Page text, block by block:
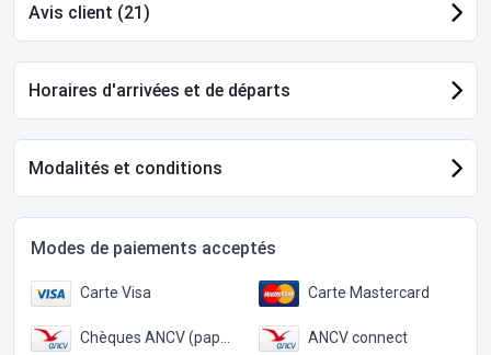
Avis client (21)
Horaires d'arrivées et de départs
Modalités et conditions
Modes de paiements acceptés
Carte Visa Carte Mastercard
Chèques ANCV (papier) ANCV connect